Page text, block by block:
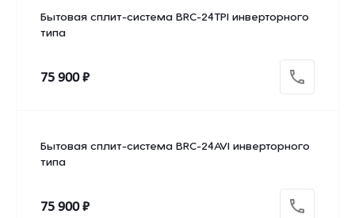
Бытовая сплит-система BRC-24TPI инверторного
типа
75 900 ₽
Бытовая сплит-система BRC-24AVI инверторного
типа
75 900 ₽